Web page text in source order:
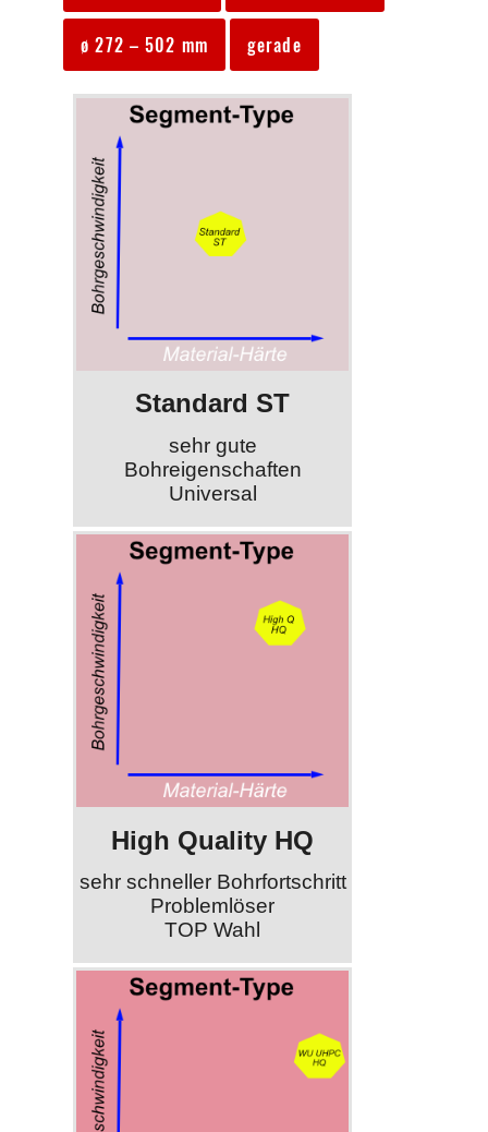
ø 272 – 502 mm gerade
Standard ST
sehr gute
Bohreigenschaften
Universal
High Quality HQ
sehr schneller Bohrfortschritt
Problemlöser
TOP Wahl